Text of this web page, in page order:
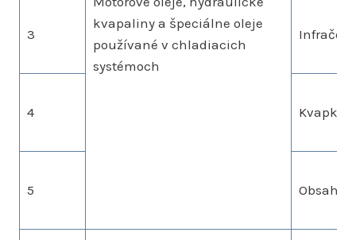
kvapaliny a špeciálne oleje
používané v chladiacich
systémoch
3
4
5 Obsah